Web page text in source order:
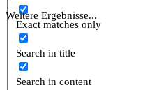
Weitere Ergebnisse...
Exact matches only
Search in title
Search in content